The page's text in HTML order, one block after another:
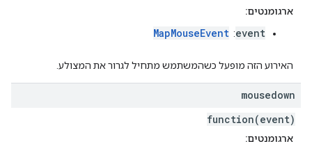
ארגומנטים:
event
:
MapMouseEvent
האירוע הזה מופעל כשהמשתמש מתחיל לגרור את המצולע.
mousedown
function(event)
ארגומנטים: